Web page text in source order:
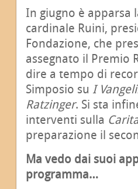
In giugno è apparsa
cardinale Ruini,
Fondazione, che
assegnato il Premio
dire a tempo di
Simposio su I
Ratzinger. Si sta
interventi sulla
preparazione il
Ma vedo dai suoi
programma…